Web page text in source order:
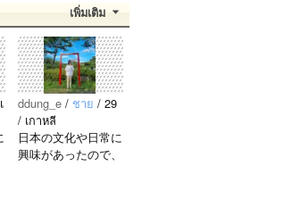
เพิ่มเติม
ddung_e / ชาย / 29
/ เกาหลี
日本の文化や日常に
興味があったので、